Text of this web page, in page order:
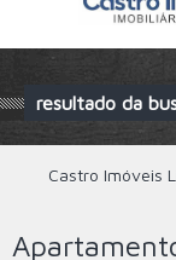
resultado da
Castro Imóveis